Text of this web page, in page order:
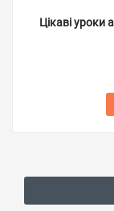
Цікаві уроки